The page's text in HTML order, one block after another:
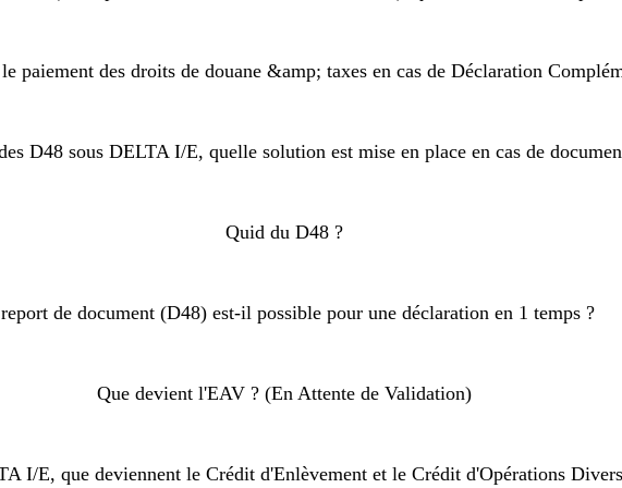
paiement des droits de douane &amp; taxes en cas de Déclaration
D48 sous DELTA I/E, quelle solution est mise en place en cas de
Quid du D48 ?
de document (D48) est-il possible pour une déclaration en 1 temps ?
Que devient l'EAV ? (En Attente de Validation)
I/E, que deviennent le Crédit d'Enlèvement et le Crédit d'Opérations